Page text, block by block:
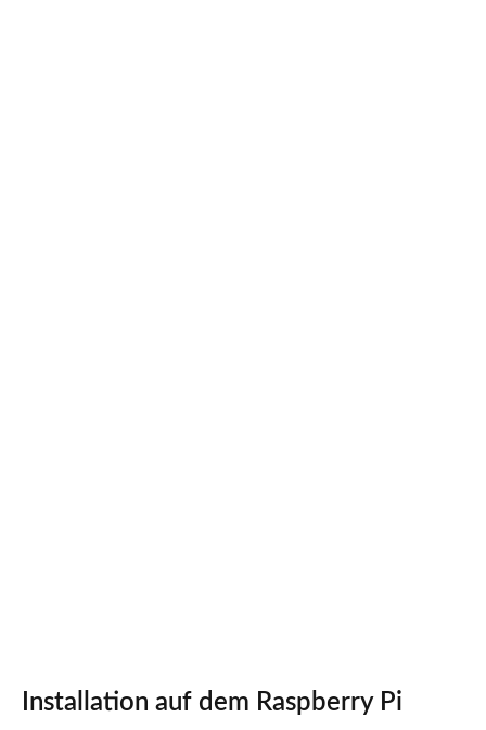
Installation auf dem Raspberry Pi